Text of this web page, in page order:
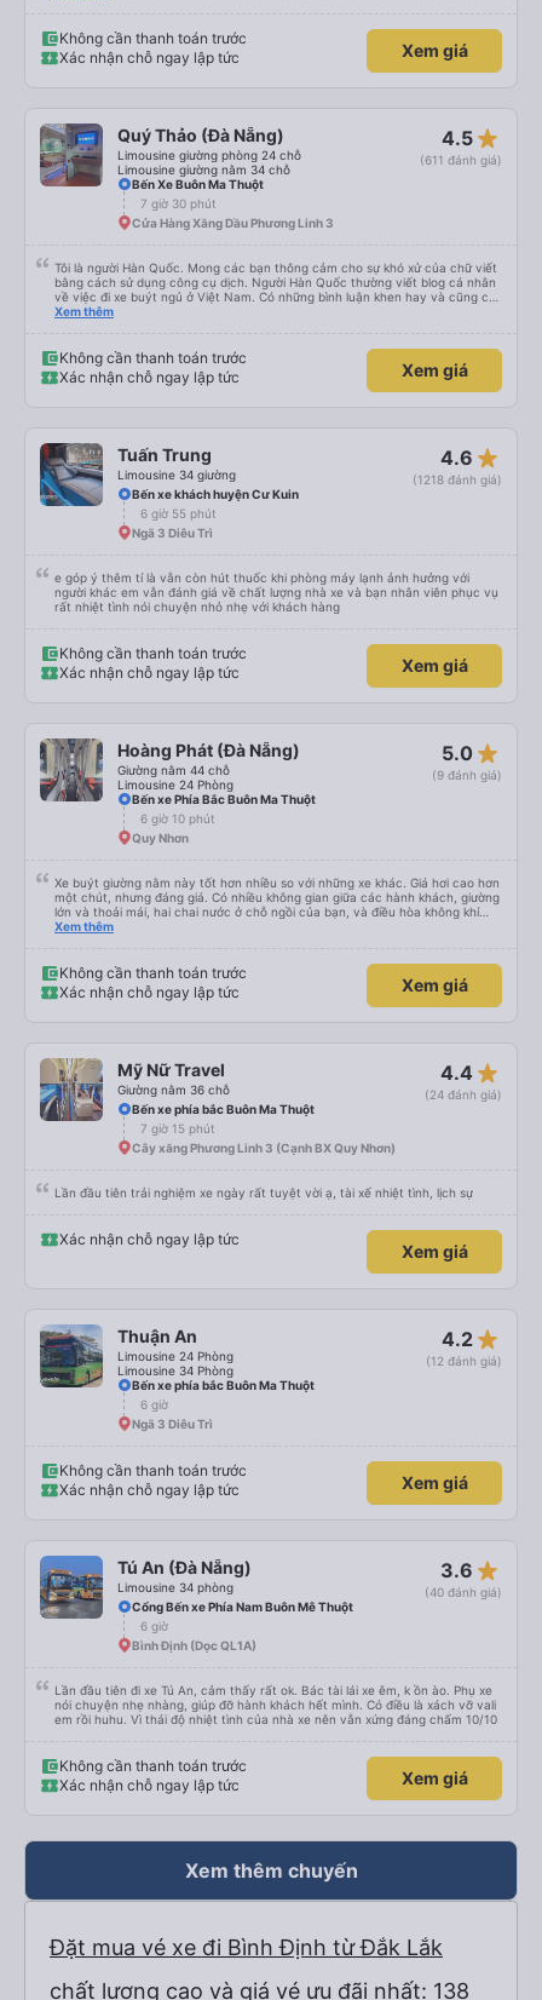
Không cần thanh toán trước
Xác nhận chỗ ngay lập tức
Xem giá
Quý Thảo (Đà Nẵng)
Limousine giường phòng 24 chỗ
Limousine giường nằm 34 chỗ
4.5 star_rate
(611 đánh giá)
Bến Xe Buôn Ma Thuột
7 giờ 30 phút
Cửa Hàng Xăng Dầu Phương Linh 3
Tôi là người Hàn Quốc. Mong các bạn thông cảm cho sự khó xử của chữ viết
bằng cách sử dụng công cụ dịch. Người Hàn Quốc thường viết blog cá nhân
về việc đi xe buýt ngủ ở Việt Nam. Có những bình luận khen hay và cũng có
những bình luận khen vất vả nên tôi đã rất lo lắng. Đó là một sự lo lắng vô
를 보시게 되는 한국분들께 정보를 드리자면 저는 다낭에서 꾸이년가는 버스를 탔습
니다. 같은 회사라도 버스마다 퀄리티가 다른지는 모르겠는데, 제가 탄 버스는 쾌적
하고 좋았어요. 자리 넓찍하고 베개 이불 깨끗합니다. 뭐 경적소리야 베트남에서는
뭐 전 새우자세가 편해서 불만은 없었습니다 : )
Xem thêm
Không cần thanh toán trước
Xác nhận chỗ ngay lập tức
Xem giá
Tuấn Trung
Limousine 34 giường
4.6 star_rate
(1218 đánh giá)
Bến xe khách huyện Cư Kuin
6 giờ 55 phút
Ngã 3 Diêu Trì
e góp ý thêm tí là vẫn còn hút thuốc khi phòng máy lạnh ảnh hưởng với
người khác em vẫn đánh giá về chất lượng nhà xe và bạn nhân viên phục vụ
rất nhiệt tình nói chuyện nhỏ nhẹ với khách hàng
Không cần thanh toán trước
Xác nhận chỗ ngay lập tức
Xem giá
Hoàng Phát (Đà Nẵng)
Giường nằm 44 chỗ
Limousine 24 Phòng
5.0 star_rate
(9 đánh giá)
Bến xe Phía Bắc Buôn Ma Thuột
6 giờ 10 phút
Quy Nhơn
Xe buýt giường nằm này tốt hơn nhiều so với những xe khác. Giá hơi cao hơn
một chút, nhưng đáng giá. Có nhiều không gian giữa các hành khách, giường
lớn và thoải mái, hai chai nước ở chỗ ngồi của bạn, và điều hòa không khí
ngay tại chỗ ngồi mà bạn có thể bật tắt. Nhân viên thân thiện và tài xế lái xe
Xem thêm
Không cần thanh toán trước
Xác nhận chỗ ngay lập tức
Xem giá
Mỹ Nữ Travel
Giường nằm 36 chỗ
4.4 star_rate
(24 đánh giá)
Bến xe phía bắc Buôn Ma Thuột
7 giờ 15 phút
Cây xăng Phương Linh 3 (Cạnh BX Quy Nhơn)
Lần đầu tiên trải nghiệm xe ngày rất tuyệt vời ạ, tài xế nhiệt tình, lịch sự
Xác nhận chỗ ngay lập tức
Xem giá
Thuận An
Limousine 24 Phòng
Limousine 34 Phòng
4.2 star_rate
(12 đánh giá)
Bến xe phía bắc Buôn Ma Thuột
6 giờ
Ngã 3 Diêu Trì
Không cần thanh toán trước
Xác nhận chỗ ngay lập tức
Xem giá
Tú An (Đà Nẵng)
Limousine 34 phòng
3.6 star_rate
(40 đánh giá)
Cổng Bến xe Phía Nam Buôn Mê Thuột
6 giờ
Bình Định (Dọc QL1A)
Lần đầu tiên đi xe Tú An, cảm thấy rất ok. Bác tài lái xe êm, k ồn ào. Phụ xe
nói chuyện nhẹ nhàng, giúp đỡ hành khách hết mình. Có điều là xách vỡ vali
em rồi huhu. Vì thái độ nhiệt tình của nhà xe nên vẫn xứng đáng chấm 10/10
Không cần thanh toán trước
Xác nhận chỗ ngay lập tức
Xem giá
Xem thêm chuyến
Đặt mua vé xe đi Bình Định từ Đắk Lắk
chất lượng cao và giá vé ưu đãi nhất: 138